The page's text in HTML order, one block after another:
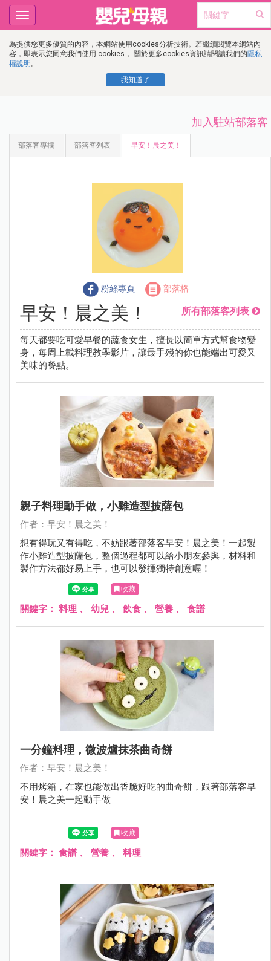
為提供您更多優質的內容，本網站使用cookies分析技術。若繼續閱覽本網站內
容，即表示您同意我們使用 cookies， 關於更多cookies資訊請閱讀我們的隱私
權說明 。
我知道了
Toggle
navigation
加入駐站部落客
部落客專欄 部落客列表 早安！晨之美！
粉絲專頁 部落格
早安！晨之美！ 所有部落客列表
每天都要吃可愛早餐的蔬食女生，擅長以簡單方式幫食物變
身，每周上載料理教學影片，讓最手殘的你也能端出可愛又
美味的餐點。
親子料理動手做，小雞造型披薩包
作者：早安！晨之美！
想有得玩又有得吃，不妨跟著部落客早安！晨之美！一起製
作小雞造型披薩包，整個過程都可以給小朋友參與，材料和
製作方法都好易上手，也可以發揮獨特創意喔！
收藏
關鍵字： 料理 、 幼兒 、 飲食 、 營養 、 食譜
一分鐘料理，微波爐抹茶曲奇餅
作者：早安！晨之美！
不用烤箱，在家也能做出香脆好吃的曲奇餅，跟著部落客早
安！晨之美一起動手做
收藏
關鍵字： 食譜 、 營養 、 料理